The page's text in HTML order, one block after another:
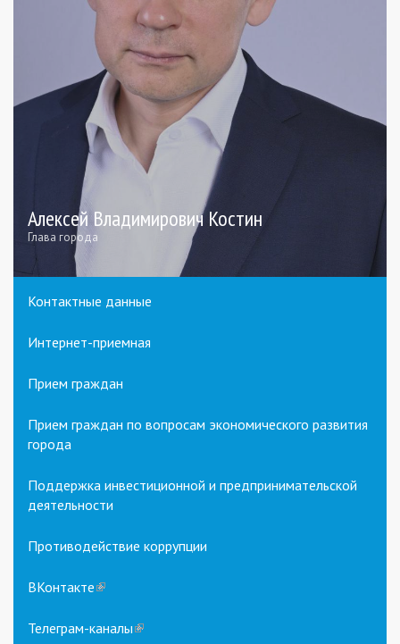
Алексей Владимирович Костин
Глава города
Контактные данные
Интернет-приемная
Прием граждан
Прием граждан по вопросам экономического развития
города
Поддержка инвестиционной и предпринимательской
деятельности
Противодействие коррупции
ВКонтакте(link
external)
Телеграм-каналы(link